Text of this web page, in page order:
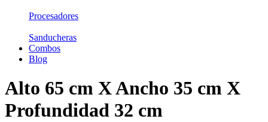
Procesadores
Sanducheras
Combos
Blog
Alto 65 cm X Ancho 35 cm X
Profundidad 32 cm